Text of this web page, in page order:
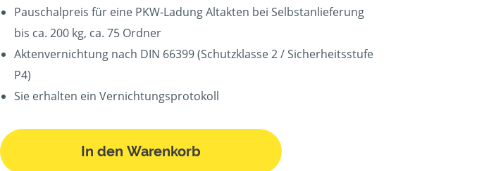
Pauschalpreis für eine PKW-Ladung Altakten bei Selbstanlieferung
bis ca. 200 kg, ca. 75 Ordner
Aktenvernichtung nach DIN 66399 (Schutzklasse 2 / Sicherheitsstufe
P4)
Sie erhalten ein Vernichtungsprotokoll
In den Warenkorb